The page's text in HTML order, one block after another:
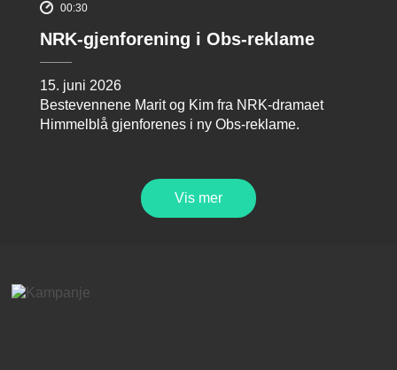
00:30
NRK-gjenforening i Obs-reklame
15. juni 2026
Bestevennene Marit og Kim fra NRK-dramaet
Himmelblå gjenforenes i ny Obs-reklame.
Vis mer